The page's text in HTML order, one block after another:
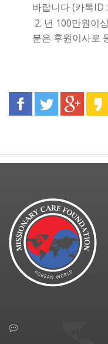
바랍니다 (카톡ID
2. 년 100만원이
분은 후원이사로